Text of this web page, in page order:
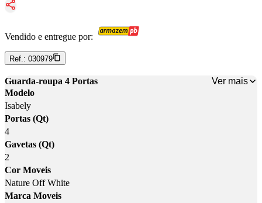
Vendido e entregue por:
Ref.: 030979
Guarda-roupa 4 Portas
Ver mais
Modelo
Isabely
Portas (Qt)
4
Gavetas (Qt)
2
Cor Moveis
Nature Off White
Marca Moveis